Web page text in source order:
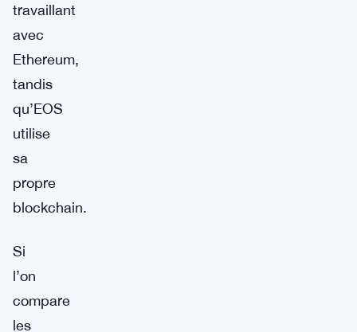
travaillant
avec
Ethereum,
tandis
qu’EOS
utilise
sa
propre
blockchain.
Si
l’on
compare
les